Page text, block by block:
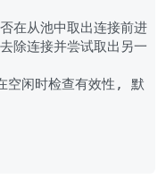
除连接并尝试取出另一